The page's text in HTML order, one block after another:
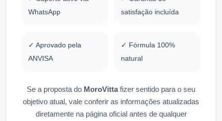
WhatsApp
satisfação incluída
✓ Aprovado pela
ANVISA
✓ Fórmula 100%
natural
Se a proposta do MoroVittafizer sentido para o seu
objetivo atual, vale conferir as informações atualizadas
diretamente na página oficial antes de qualquer